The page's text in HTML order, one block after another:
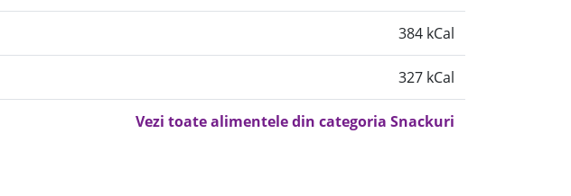
384 kCal
327 kCal
Vezi toate alimentele din categoria Snackuri